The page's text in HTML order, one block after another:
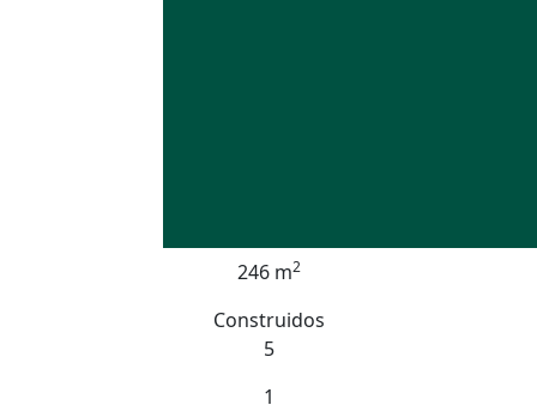
246 m2
Construidos
5
1